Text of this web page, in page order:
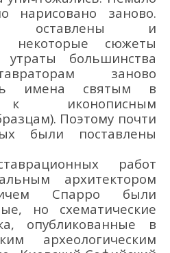
нарисовано заново.
оставлены и
некоторые сюжеты
большинства
заново
имена святым в
к иконописным
Поэтому почти
были поставлены
работ
архитектором
Спарро были
но схематические
опубликованные в
археологическим